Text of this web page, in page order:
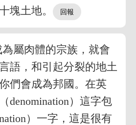
塊土地。
屬肉體的宗族，就會
語，和引起分裂的地土
們會成為邦國。在英
denomination）這字包
）一字，這是很有